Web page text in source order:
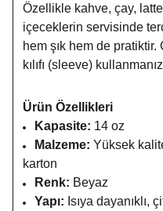
Özellikle kahve, çay,
içeceklerin servisinde
hem şık hem de pratiktir.
kılıfı (sleeve)
Ürün Özellikleri
Kapasite: 14 oz
Malzeme: Yüksek
karton
Renk: Beyaz
Yapı: Isıya dayanıklı,